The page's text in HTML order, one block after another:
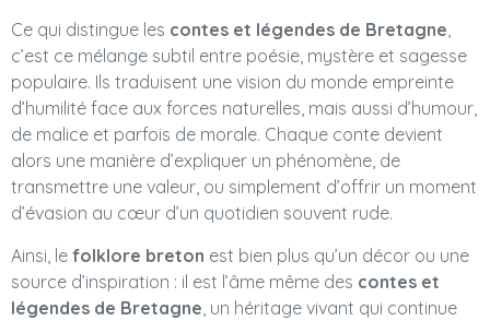
Ce qui distingue les contes et légendes de Bretagne,
c’est ce mélange subtil entre poésie, mystère et sagesse
populaire. Ils traduisent une vision du monde empreinte
d’humilité face aux forces naturelles, mais aussi d’humour,
de malice et parfois de morale. Chaque conte devient
alors une manière d’expliquer un phénomène, de
transmettre une valeur, ou simplement d’offrir un moment
d’évasion au cœur d’un quotidien souvent rude.
Ainsi, le folklore breton est bien plus qu’un décor ou une
source d’inspiration : il est l’âme même des contes et
légendes de Bretagne , un héritage vivant qui continue